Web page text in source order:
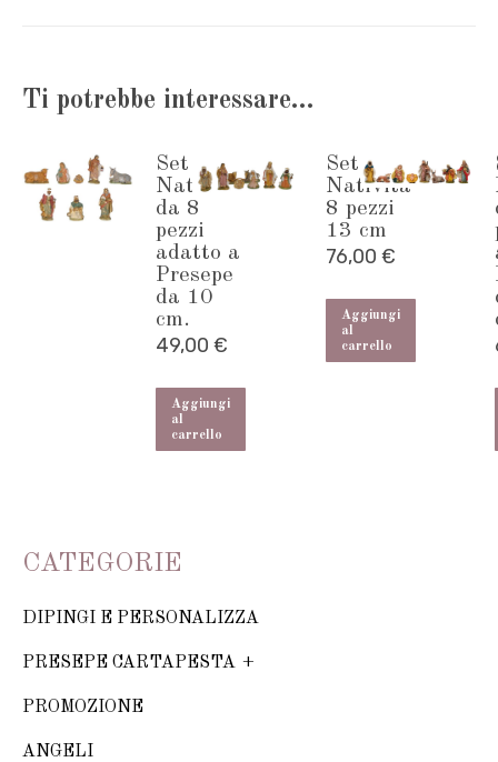
al
da
10/13
Ti potrebbe interessare…
Set
Natività
da 8
pezzi
adatto a
Presepe
da 10
cm.
49,00 €
Aggiungi
al
carrello
Set
Natività
8 pezzi
13 cm
76,00 €
Aggiungi
al
carrello
CATEGORIE
DIPINGI E PERSONALIZZA
PRESEPE CARTAPESTA
PROMOZIONE
ANGELI